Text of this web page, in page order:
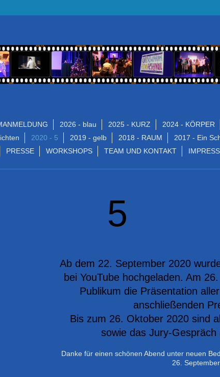
2026 - blau 2025 - KURZ 2024 - KÖRPER
2020 - 5 2019 - gelb 2018 - RAUM 2017 - Ein
PRESSE WORKSHOPS TEAM UND KONTAKT
5
Ab dem 22. September 2020
bei YouTube hochgeladen. Am
Publikum die Präsentation
anschließenden
Bis zum 26. Oktober 2020 sind
sowie das Jury-Gespräch
Danke für einen schönen Abend unter neuen
26.